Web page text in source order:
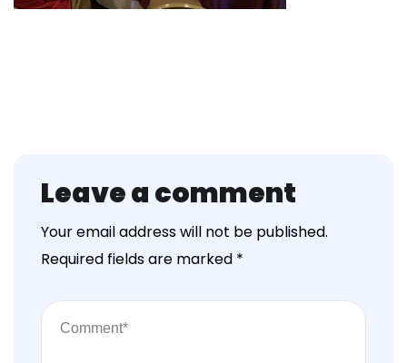
Leave a comment
Your email address will not be published.
Required fields are marked *